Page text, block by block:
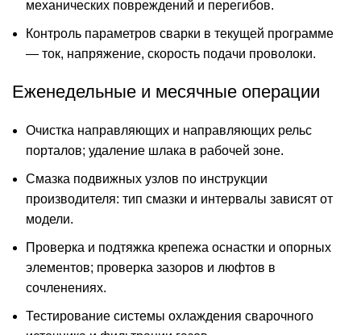
механических повреждений и перегибов.
Контроль параметров сварки в текущей программе
— ток, напряжение, скорость подачи проволоки.
Еженедельные и месячные операции
Очистка направляющих и направляющих рельс
порталов; удаление шлака в рабочей зоне.
Смазка подвижных узлов по инструкции
производителя: тип смазки и интервалы зависят от
модели.
Проверка и подтяжка крепежа оснастки и опорных
элементов; проверка зазоров и люфтов в
сочленениях.
Тестирование системы охлаждения сварочного